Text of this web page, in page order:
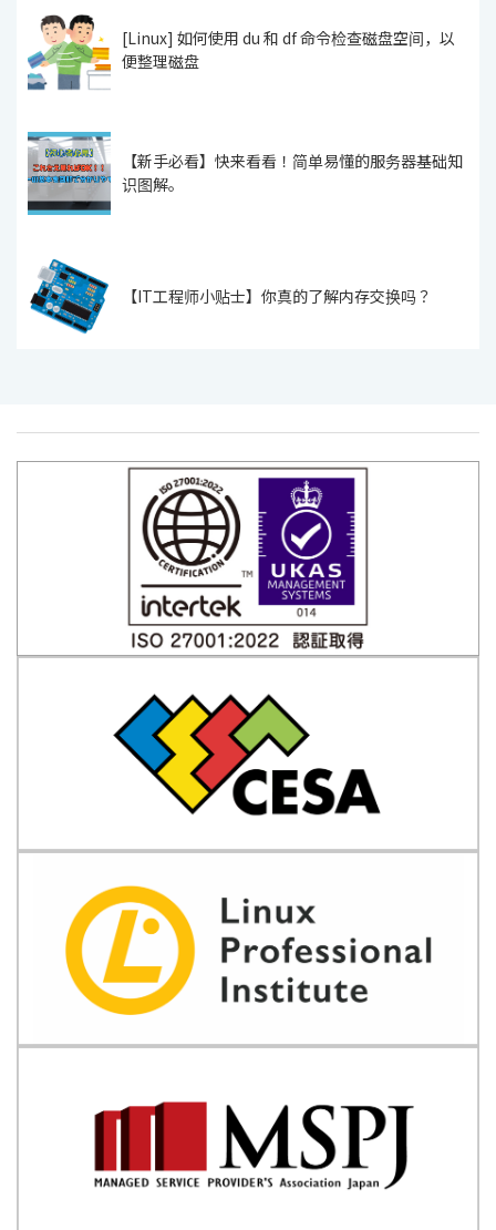
[Linux] 如何使用 du 和 df 命令检查磁盘空间，以
便整理磁盘
【新手必看】快来看看！简单易懂的服务器基础知
识图解。
【IT工程师小贴士】你真的了解内存交换吗？